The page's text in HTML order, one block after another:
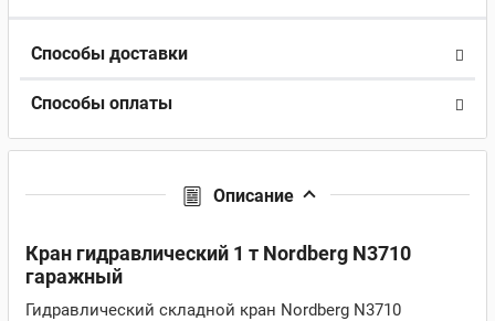
Способы доставки
Способы оплаты
Описание
Кран гидравлический 1 т Nordberg N3710
гаражный
Гидравлический складной кран Nordberg N3710